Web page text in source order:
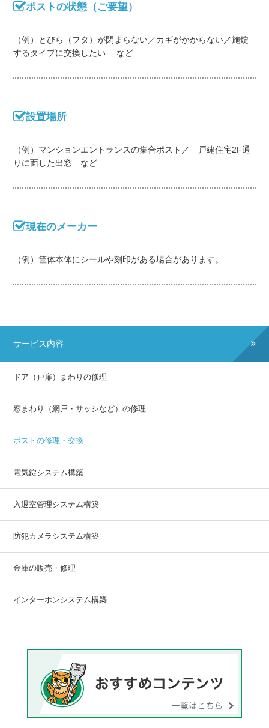
ポストの状態（ご要望）
（例）とびら（フタ）が閉まらない／カギがかからない／施錠
するタイプに交換したい など
設置場所
（例）マンションエントランスの集合ポスト／ 戸建住宅2F通
りに面した出窓 など
現在のメーカー
（例）筐体本体にシールや刻印がある場合があります。
サービス内容
ドア（戸扉）まわりの修理
窓まわり（網戸・サッシなど）の修理
ポストの修理・交換
電気錠システム構築
入退室管理システム構築
防犯カメラシステム構築
金庫の販売・修理
インターホンシステム構築